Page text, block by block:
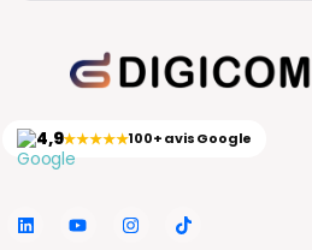
4,9★★★★★100+ avis Google